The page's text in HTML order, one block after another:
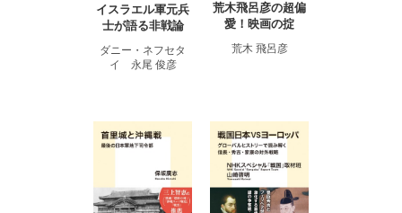
イスラエル軍元兵
士が語る非戦論
ダニー・ネフセタ
イ 永尾 俊彦
荒木飛呂彦の超偏
愛！映画の掟
荒木 飛呂彦